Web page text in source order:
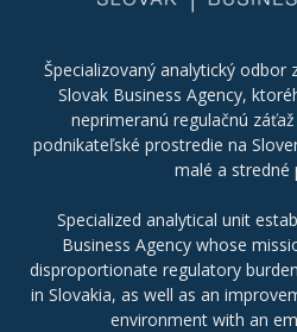
Špecializovaný analytický odbor
Slovak Business Agency,
neprimeranú regulačnú
podnikateľské prostredie na
malé a stredné
Specialized analytical unit
Business Agency whose
disproportionate regulatory
in Slovakia, as well as an
environment with an